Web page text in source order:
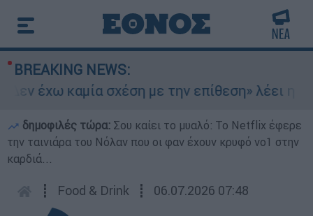
BREAKING NEWS:
έχω καμία σχέση με την επίθεση» λέει η
δημοφιλές τώρα: Σου καίει το μυαλό: Το Netflix έφερε
την ταινιάρα του Νόλαν που οι φαν έχουν κρυφό νο1 στην
καρδιά...
┋ Food & Drink ┋ 06.07.2026 07:48